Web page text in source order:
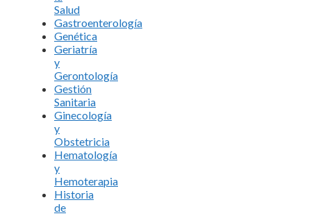
Salud
Gastroenterología
Genética
Geriatría
y
Gerontología
Gestión
Sanitaria
Ginecología
y
Obstetricia
Hematología
y
Hemoterapia
Historia
de